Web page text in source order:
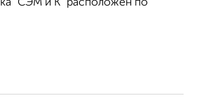
"СЭМ и К" расположен по